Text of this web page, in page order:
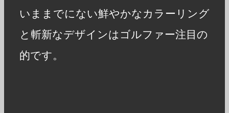
いままでにない鮮やかなカラーリング
と斬新なデザインはゴルファー注目の
的です。